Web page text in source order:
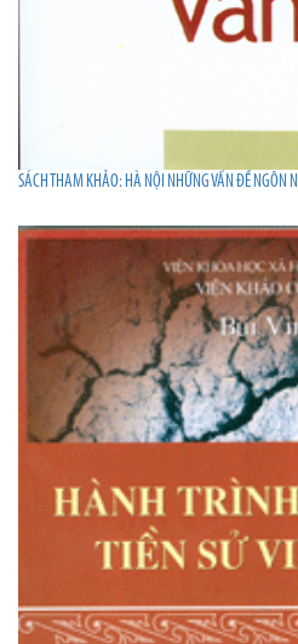
SÁCH THAM KHẢO: HÀ NỘI NHỮNG VẤN ĐỀ NGÔN